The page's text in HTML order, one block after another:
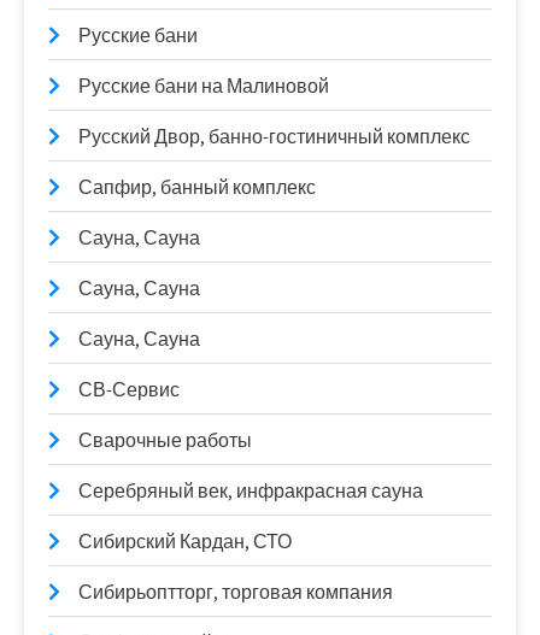
Русские бани
Русские бани на Малиновой
Русский Двор, банно-гостиничный комплекс
Сапфир, банный комплекс
Сауна, Сауна
Сауна, Сауна
Сауна, Сауна
СВ-Сервис
Сварочные работы
Серебряный век, инфракрасная сауна
Сибирский Кардан, СТО
Сибирьоптторг, торговая компания